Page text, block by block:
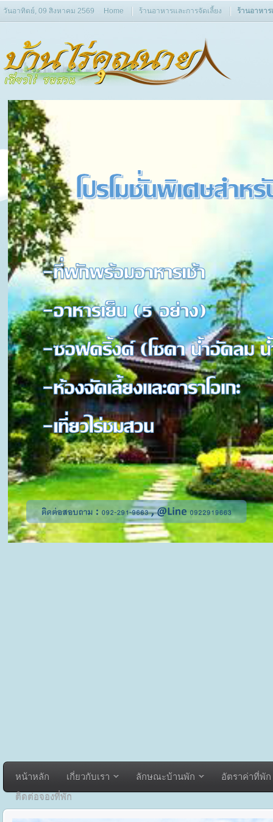
วันอาทิตย์, 09 สิงหาคม 2569 Home ร้านอาหารและการจัดเลี้ยง ร้านอาหาร
หน้าหลัก เกี่ยวกับเรา ลักษณะบ้านพัก
อัตราค่าที่พัก
ติดต่อจองที่พัก